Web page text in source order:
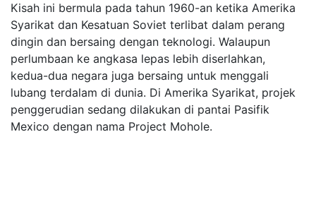
Kisah ini bermula pada tahun 1960-an ketika Amerika
Syarikat dan Kesatuan Soviet terlibat dalam perang
dingin dan bersaing dengan teknologi. Walaupun
perlumbaan ke angkasa lepas lebih diserlahkan,
kedua-dua negara juga bersaing untuk menggali
lubang terdalam di dunia. Di Amerika Syarikat, projek
penggerudian sedang dilakukan di pantai Pasifik
Mexico dengan nama Project Mohole.